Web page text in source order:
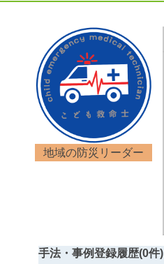
地域の防災リーダー
手法・事例登録履歴(0件)